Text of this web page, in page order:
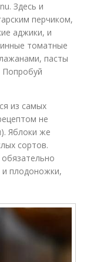
Здесь и
перчиком,
аджики, и
томатные
пасты
Попробуй
из самых
не
Яблоки же
сортов.
плодоножки,